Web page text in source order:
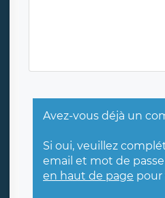
Avez-vous déjà un
Si oui, veuillez
email et mot de
en haut de page pour